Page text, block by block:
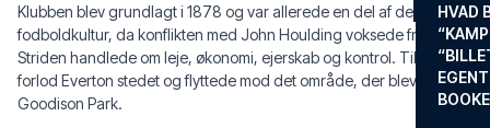
HVAD
Klubben blev grundlagt i 1878 og var allerede en del af den lokale
fodboldkultur, da konflikten med John Houlding voksede frem.
Striden handlede om leje, økonomi, ejerskab og kontrol. Til sidst
forlod Everton stedet og flyttede mod det område, der blev
Goodison Park.